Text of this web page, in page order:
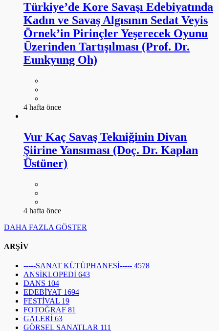
Türkiye’de Kore Savaşı Edebiyatında
Kadın ve Savaş Algısının Sedat Veyis
Örnek’in Pirinçler Yeşerecek Oyunu
Üzerinden Tartışılması (Prof. Dr.
Eunkyung Oh)
4 hafta önce
Vur Kaç Savaş Tekniğinin Divan
Şiirine Yansıması (Doç. Dr. Kaplan
Üstüner)
4 hafta önce
DAHA FAZLA GÖSTER
ARŞİV
-----SANAT KÜTÜPHANESİ----- 4578
ANSİKLOPEDİ 643
DANS 104
EDEBİYAT 1694
FESTİVAL 19
FOTOĞRAF 81
GALERİ 63
GÖRSEL SANATLAR 111